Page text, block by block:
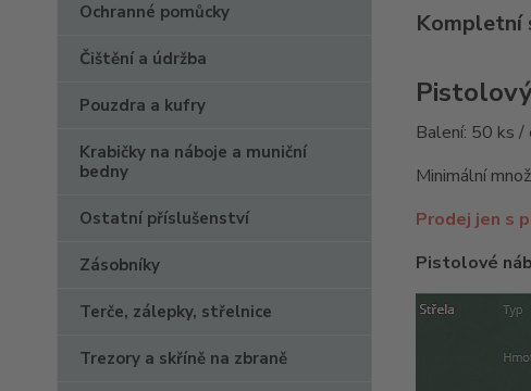
Ochranné pomůcky
Čištění a údržba
Pouzdra a kufry
Krabičky na náboje a muniční
bedny
Ostatní příslušenství
Zásobníky
Terče, zálepky, střelnice
Trezory a skříně na zbraně
Kompletní
Balení: 50 ks /
Minimální
Prodej jen s
Pistolové